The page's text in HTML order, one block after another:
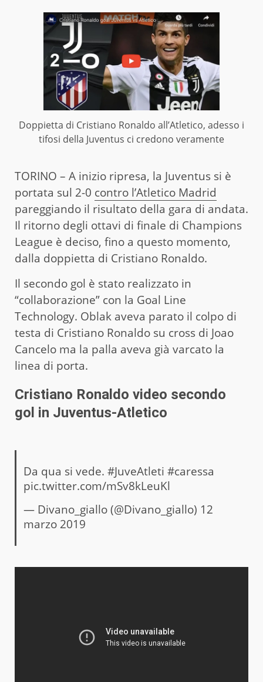
Doppietta di Cristiano Ronaldo all’Atletico, adesso i
tifosi della Juventus ci credono veramente
TORINO – A inizio ripresa, la Juventus si è
portata sul 2-0 contro l’Atletico Madrid
pareggiando il risultato della gara di andata.
Il ritorno degli ottavi di finale di Champions
League è deciso, fino a questo momento,
dalla doppietta di Cristiano Ronaldo.
Il secondo gol è stato realizzato in
“collaborazione” con la Goal Line
Technology. Oblak aveva parato il colpo di
testa di Cristiano Ronaldo su cross di Joao
Cancelo ma la palla aveva già varcato la
linea di porta.
Cristiano Ronaldo video secondo
gol in Juventus-Atletico
Da qua si vede. #JuveAtleti #caressa
pic.twitter.com/mSv8kLeuKl
— Divano_giallo (@Divano_giallo) 12
marzo 2019